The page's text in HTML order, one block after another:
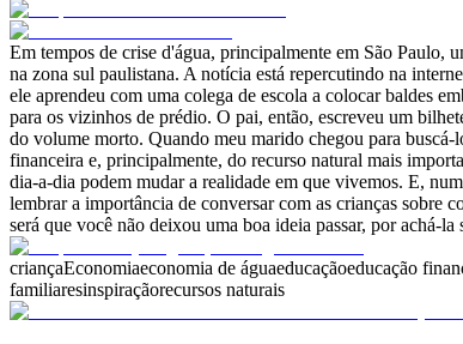
Em tempos de crise d'água, principalmente em São Paulo,
na zona sul paulistana. A notícia está repercutindo na
ele aprendeu com uma colega de escola a colocar baldes
para os vizinhos de prédio. O pai, então, escreveu um
do volume morto. Quando meu marido chegou para
financeira e, principalmente, do recurso natural mais
dia-a-dia podem mudar a realidade em que vivemos. E,
lembrar a importância de conversar com as crianças sobre
será que você não deixou uma boa ideia passar, por achá-
criançaEconomiaeconomia de águaeducaçãoeducação
familiaresinspiraçãorecursos naturais